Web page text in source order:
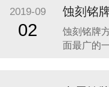
电性，这
属化。金
镀零件，
蚀性，虽
2019-09
02
蚀刻铭
蚀刻铭牌
面最广的